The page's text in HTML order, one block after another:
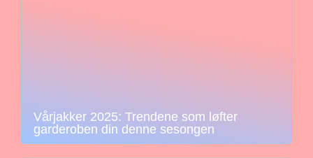
Vårjakker 2025: Trendene som løfter
garderoben din denne sesongen